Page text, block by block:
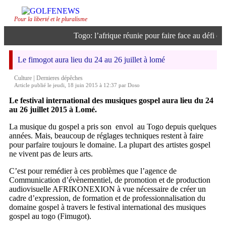
Pour la liberté et le pluralisme
Togo: l’afrique réunie pour faire face au défi
Le fimogot aura lieu du 24 au 26 juillet à lomé
Culture
Dernieres dépêches
Article publié le jeudi, 18 juin 2015 à 12:37 par Doso
Le festival international des musiques gospel aura lieu du 24
au 26 juillet 2015 à Lomé.
La musique du gospel a pris son envol au Togo depuis quelques
années. Mais, beaucoup de réglages techniques restent à faire
pour parfaire toujours le domaine. La plupart des artistes gospel
ne vivent pas de leurs arts.
C’est pour remédier à ces problèmes que l’agence de
Communication d’évènementiel, de promotion et de production
audiovisuelle AFRIKONEXION à vue nécessaire de créer un
cadre d’expression, de formation et de professionnalisation du
domaine gospel à travers le festival international des musiques
gospel au togo (Fimugot).